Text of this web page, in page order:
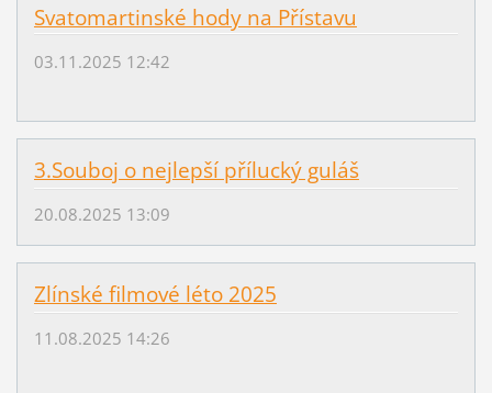
Svatomartinské hody na Přístavu
03.11.2025 12:42
3.Souboj o nejlepší přílucký guláš
20.08.2025 13:09
Zlínské filmové léto 2025
11.08.2025 14:26